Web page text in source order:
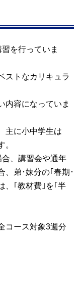
を行っていま
ストなカリキュラ
内容になっていま
主に小中学生は
。
、講習会や通年
、弟･妹分の｢春期･
、｢教材費｣を｢半
コース対象3週分